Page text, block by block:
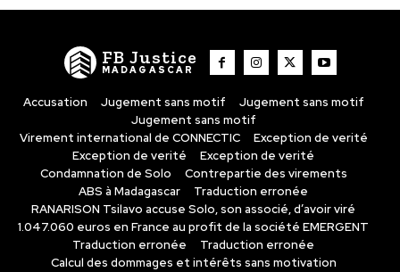
FB Justice
MADAGASCAR
Accusation Jugement sans motif
Jugement sans motif
Jugement sans motif
Virement international de CONNECTIC
Exception de verité
Exception de verité
Exception de verité
Condamnation de Solo
Contrepartie des virements
ABS à Madagascar
Traduction erronée
RANARISON Tsilavo accuse Solo, son associé, d’avoir viré
1.047.060 euros en France au profit de la société EMERGENT
Traduction erronée
Traduction erronée
Calcul des dommages et intérêts sans motivation